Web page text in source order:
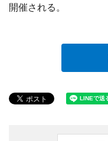
開催される。